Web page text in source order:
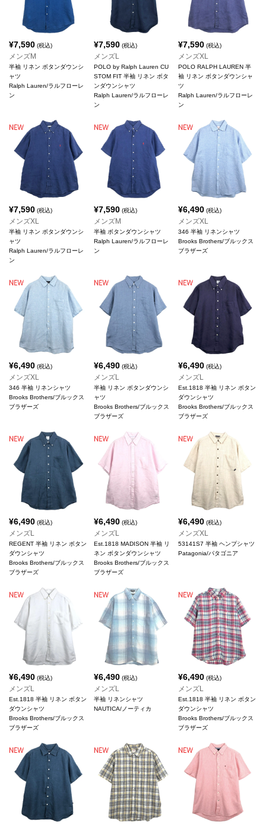
¥7,590 (税込)
メンズM
半袖 リネン ボタンダウンシ
ャツ
Ralph Lauren/ラルフローレ
ン
¥7,590(税込)
メンズL
POLO by Ralph Lauren CU
STOM FIT 半袖 リネン ボタ
ンダウンシャツ
Ralph Lauren/ラルフローレ
ン
¥7,590 (税込)
メンズXL
POLO RALPH LAUREN 半
袖 リネン ボタンダウンシャ
ツ
Ralph Lauren/ラルフローレ
ン
¥7,590 (税込)
メンズXL
半袖 リネン ボタンダウンシ
ャツ
Ralph Lauren/ラルフローレ
ン
¥7,590(税込)
メンズM
半袖 ボタンダウンシャツ
Ralph Lauren/ラルフローレ
ン
¥6,490 (税込)
メンズXL
346 半袖 リネンシャツ
Brooks Brothers/ブルックス
ブラザーズ
¥6,490 (税込)
メンズXL
346 半袖 リネンシャツ
Brooks Brothers/ブルックス
ブラザーズ
¥6,490(税込)
メンズL
半袖 リネン ボタンダウンシ
ャツ
Brooks Brothers/ブルックス
ブラザーズ
¥6,490 (税込)
メンズL
Est.1818 半袖 リネン ボタン
ダウンシャツ
Brooks Brothers/ブルックス
ブラザーズ
¥6,490 (税込)
メンズL
REGENT 半袖 リネン ボタン
ダウンシャツ
Brooks Brothers/ブルックス
ブラザーズ
¥6,490(税込)
メンズL
Est.1818 MADISON 半袖 リ
ネン ボタンダウンシャツ
Brooks Brothers/ブルックス
ブラザーズ
¥6,490 (税込)
メンズXL
53141S7 半袖 ヘンプシャツ
Patagonia/パタゴニア
¥6,490 (税込)
メンズL
Est.1818 半袖 リネン ボタン
ダウンシャツ
Brooks Brothers/ブルックス
ブラザーズ
¥6,490(税込)
メンズL
半袖 リネンシャツ
NAUTICA/ノーティカ
¥6,490 (税込)
メンズL
Est.1818 半袖 リネン ボタン
ダウンシャツ
Brooks Brothers/ブルックス
ブラザーズ